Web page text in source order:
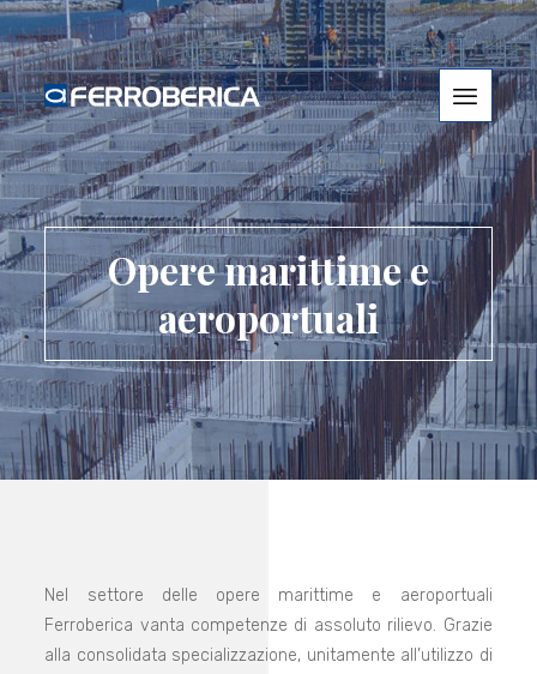
Opere marittime e
aeroportuali
Nel settore delle opere marittime e aeroportuali
Ferroberica vanta competenze di assoluto rilievo. Grazie
alla consolidata specializzazione, unitamente all’utilizzo di